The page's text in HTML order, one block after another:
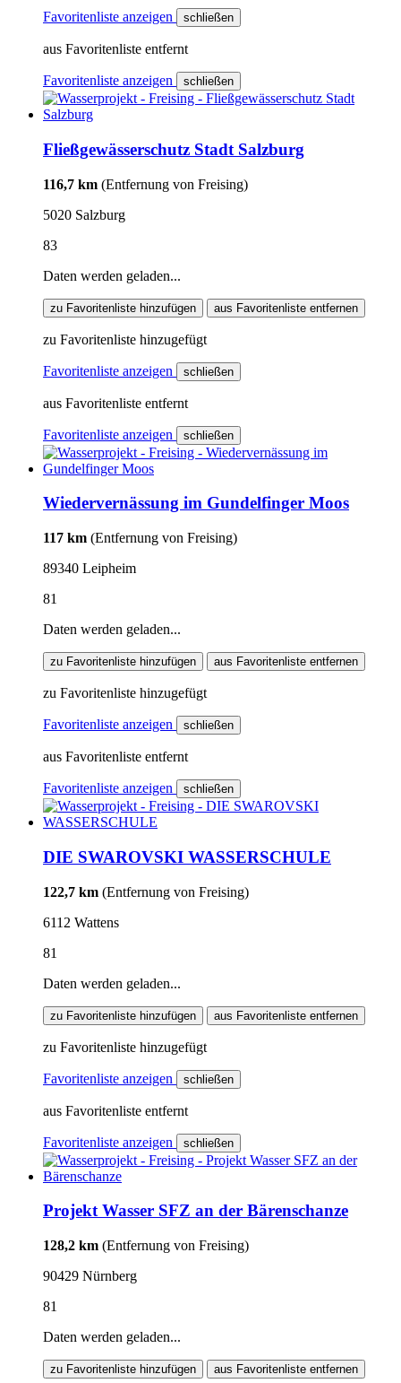
Favoritenliste anzeigen schließen
aus Favoritenliste entfernt
Favoritenliste anzeigen schließen
Fließgewässerschutz Stadt Salzburg
116,7 km (Entfernung von Freising)
5020 Salzburg
83
Daten werden geladen...
zu Favoritenliste hinzufügen aus Favoritenliste entfernen
zu Favoritenliste hinzugefügt
Favoritenliste anzeigen schließen
aus Favoritenliste entfernt
Favoritenliste anzeigen schließen
Wiedervernässung im Gundelfinger Moos
117 km (Entfernung von Freising)
89340 Leipheim
81
Daten werden geladen...
zu Favoritenliste hinzufügen aus Favoritenliste entfernen
zu Favoritenliste hinzugefügt
Favoritenliste anzeigen schließen
aus Favoritenliste entfernt
Favoritenliste anzeigen schließen
DIE SWAROVSKI WASSERSCHULE
122,7 km (Entfernung von Freising)
6112 Wattens
81
Daten werden geladen...
zu Favoritenliste hinzufügen aus Favoritenliste entfernen
zu Favoritenliste hinzugefügt
Favoritenliste anzeigen schließen
aus Favoritenliste entfernt
Favoritenliste anzeigen schließen
Projekt Wasser SFZ an der Bärenschanze
128,2 km (Entfernung von Freising)
90429 Nürnberg
81
Daten werden geladen...
zu Favoritenliste hinzufügen aus Favoritenliste entfernen